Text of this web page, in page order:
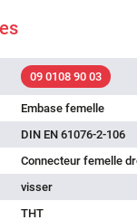
09 0108 90 03
Embase femelle
DIN EN 61076-2-106
Connecteur femelle
visser
THT